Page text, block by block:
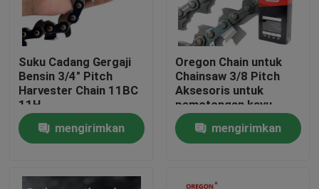
Rumah
Produk
video
Suku Cadang Gergaji
Bensin 3/4" Pitch
Harvester Chain 11BC
11H
mengirimkan
Oregon Chain untuk
Chainsaw 3/8 Pitch
Aksesoris untuk
pemotongan kayu
mengirimkan